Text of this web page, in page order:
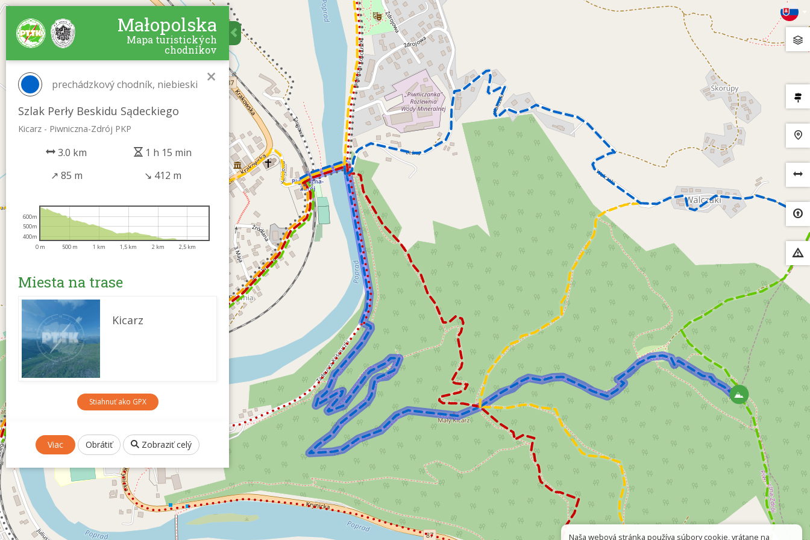
Małopolska
Mapa turistických
chodníkov
×
prechádzkový chodník, niebieski
Szlak Perły Beskidu Sądeckiego
Kicarz - Piwniczna-Zdrój PKP
3.0 km
1 h 15 min
↗ 85 m ↘ 412 m
0 m 500 m 1 km 1,5 km 2 km 2,5 km
400m
500m
600m
Miesta na trase
Kicarz
Stiahnuť ako GPX
Viac Obrátiť Zobraziť celý
Naša webová stránka používa súbory cookie, vrátane na